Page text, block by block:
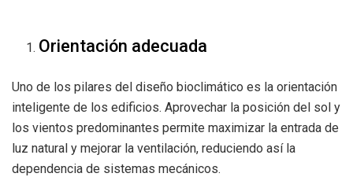
Orientación adecuada
Uno de los pilares del diseño bioclimático es la orientación
inteligente de los edificios. Aprovechar la posición del sol y
los vientos predominantes permite maximizar la entrada de
luz natural y mejorar la ventilación, reduciendo así la
dependencia de sistemas mecánicos.